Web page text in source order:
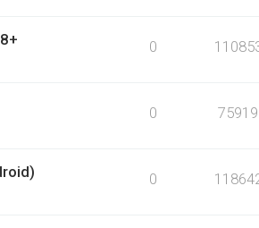
0
0 75919
0